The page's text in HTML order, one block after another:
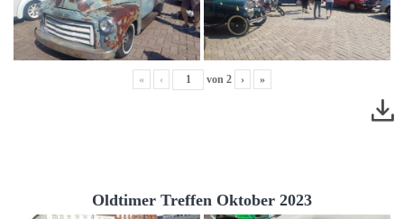
« ‹ von 2 › »
Oldtimer Treffen Oktober 2023